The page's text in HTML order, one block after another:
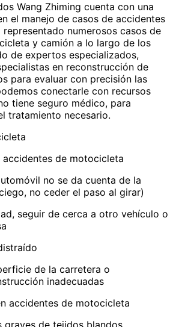
Wang Zhiming cuenta con una
el manejo de casos de accidentes
numerosos casos de
y camión a lo largo de los
de expertos especializados,
en reconstrucción de
para evaluar con precisión las
conectarle con recursos
tiene seguro médico, para
tratamiento necesario.
accidentes de motocicleta
no se da cuenta de la
no ceder el paso al girar)
seguir de cerca a otro vehículo o
de la carretera o
inadecuadas
accidentes de motocicleta